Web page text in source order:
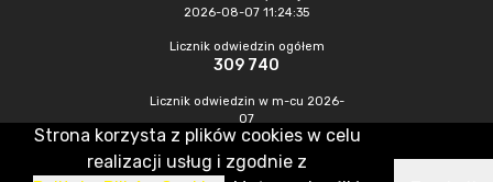
2026-08-07 11:24:35
Licznik odwiedzin ogółem
309 740
Licznik odwiedzin w m-cu 2026-
07
438
Strona korzysta z plików cookies w celu
realizacji usług i zgodnie z